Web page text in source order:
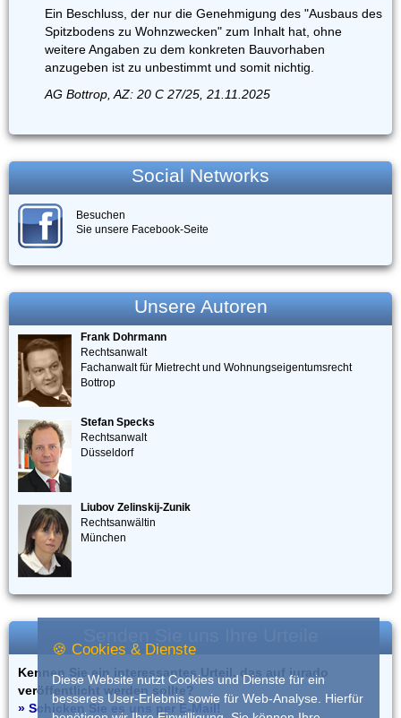
Ein Beschluss, der nur die Genehmigung des "Ausbaus des
Spitzbodens zu Wohnzwecken" zum Inhalt hat, ohne
weitere Angaben zu dem konkreten Bauvorhaben
anzugeben ist zu unbestimmt und somit nichtig.
AG Bottrop, AZ: 20 C 27/25, 21.11.2025
Social Networks
Besuchen
Sie unsere Facebook-Seite
Unsere Autoren
Frank Dohrmann
Rechtsanwalt
Fachanwalt für Mietrecht und Wohnungseigentumsrecht
Bottrop
Stefan Specks
Rechtsanwalt
Düsseldorf
Liubov Zelinskij-Zunik
Rechtsanwältin
München
Kennen Sie ein interessantes Urteil, das auf iurado
veröffentlicht werden sollte?
» Schicken Sie es uns per E-Mail!
🍪 Cookies & Dienste
Diese Website nutzt Cookies und Dienste für ein
besseres User-Erlebnis sowie für Web-Analyse. Hierfür